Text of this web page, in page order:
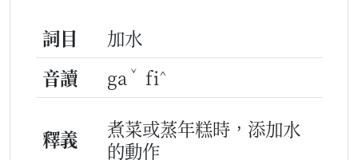
詞目
加水
音讀
ga ˇ fi^
釋義
煮菜或蒸年糕時，添加水
的動作